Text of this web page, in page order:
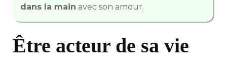
dans la main avec son amour.
Être acteur de sa vie